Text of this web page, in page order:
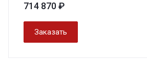
714 870 ₽
Заказать